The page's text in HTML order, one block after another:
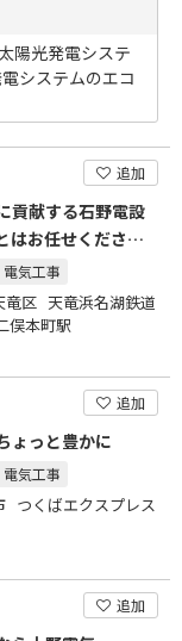
陽光発電システ
システムのエコ
追加
貢献する石野電設
はお任せくださ
電気工事
竜区 天竜浜名湖鉄道
俣本町駅
追加
ょっと豊かに
電気工事
つくばエクスプレス
追加